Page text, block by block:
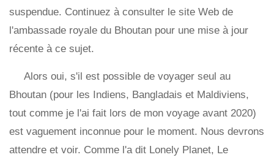
suspendue. Continuez à consulter le site Web de
l'ambassade royale du Bhoutan pour une mise à jour
récente à ce sujet.
Alors oui, s'il est possible de voyager seul au
Bhoutan (pour les Indiens, Bangladais et Maldiviens,
tout comme je l'ai fait lors de mon voyage avant 2020)
est vaguement inconnue pour le moment. Nous devrons
attendre et voir. Comme l'a dit Lonely Planet, Le